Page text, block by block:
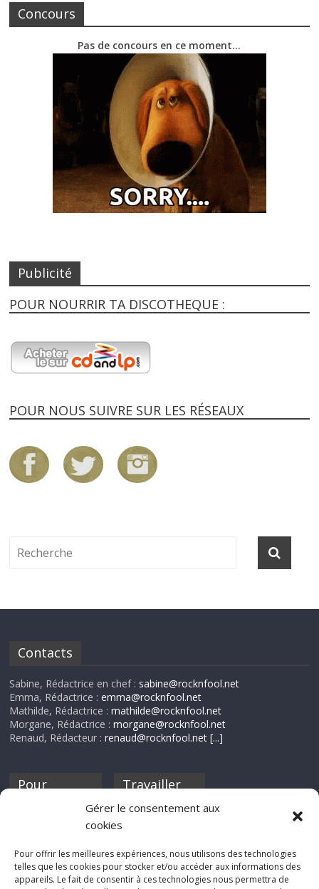
Gérer le consentement aux
cookies
Pour offrir les meilleures expériences, nous utilisons des technologies
telles que les cookies pour stocker et/ou accéder aux informations des
appareils. Le fait de consentir à ces technologies nous permettra de
Concours
Pas de concours en ce moment…
Publicité
POUR NOURRIR TA DISCOTHEQUE :
POUR NOUS SUIVRE SUR LES RÉSEAUX
Contacts
Sabine, Rédactrice en chef : sabine@rocknfool.net
Emma, Rédactrice :emma@rocknfool.net
Mathilde, Rédactrice :mathilde@rocknfool.net
Morgane, Rédactrice :morgane@rocknfool.net
Renaud, Rédacteur :renaud@rocknfool.net [...]
Pour
discothèque
Travailler
Si tu souhaites
Rocknfool, n'hésite
pas à nous envoyer
tes chroniques de